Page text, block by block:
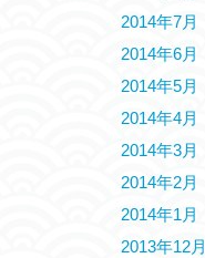
2014年7月
2014年6月
2014年5月
2014年4月
2014年3月
2014年2月
2014年1月
2013年12月